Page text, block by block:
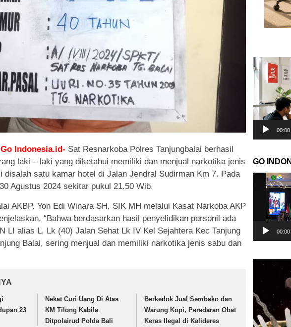
Indonesia.id- Sat Resnarkoba Polres Tanjungbalai berhasil
laki – laki yang diketahui memiliki dan menjual narkotika jenis
disalah satu kamar hotel di Jalan Jendral Sudirman Km 7. Pada
Agustus 2024 sekitar pukul 21.50 Wib.
AKBP. Yon Edi Winara SH. SIK MH melalui Kasat Narkoba AKP
“Bahwa berdasarkan hasil penyelidikan personil ada
LI alias L, Lk (40) Jalan Sehat Lk IV Kel Sejahtera Kec Tanjung
Balai, sering menjual dan memiliki narkotika jenis sabu dan
23
Nekat Curi Uang Di Atas
KM Tilong Kabila
Ditpolairud Polda Bali
Berkedok Jual Sembako dan
Warung Kopi, Peredaran Obat
Keras Ilegal di Kalideres
Pemutar
Video
00:00
GO
Pemutar
Video
00:00
Pemutar